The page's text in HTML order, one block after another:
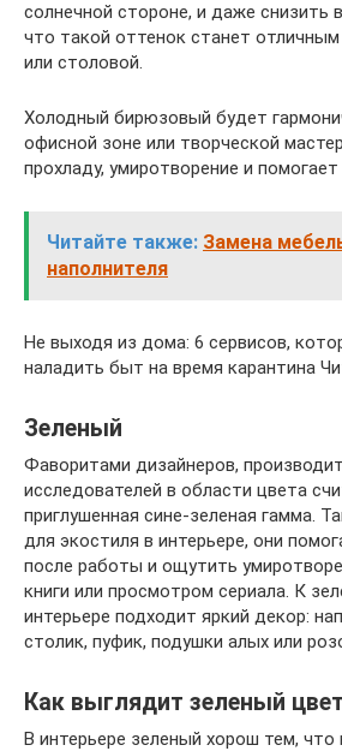
солнечной стороне, и даже снизить
что такой оттенок станет
или столовой.
Холодный бирюзовый будет
офисной зоне или творческой
прохладу, умиротворение и
Читайте также: Замена
наполнителя
Не выходя из дома: 6 сервисов,
наладить быт на время карантина
Зеленый
Фаворитами дизайнеров,
исследователей в области цвета
приглушенная сине-зеленая гамма.
для экостиля в интерьере, они
после работы и ощутить
книги или просмотром сериала. К
интерьере подходит яркий декор:
столик, пуфик, подушки алых или
Как выглядит зеленый
В интерьере зеленый хорош тем, что